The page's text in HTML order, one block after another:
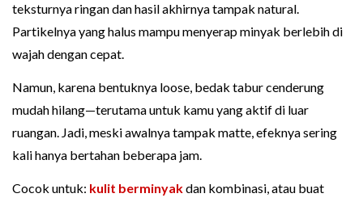
teksturnya ringan dan hasil akhirnya tampak natural.
Partikelnya yang halus mampu menyerap minyak berlebih di
wajah dengan cepat.
Namun, karena bentuknya loose, bedak tabur cenderung
mudah hilang—terutama untuk kamu yang aktif di luar
ruangan. Jadi, meski awalnya tampak matte, efeknya sering
kali hanya bertahan beberapa jam.
Cocok untuk: kulit berminyakdan kombinasi, atau buat